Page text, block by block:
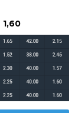
1,60